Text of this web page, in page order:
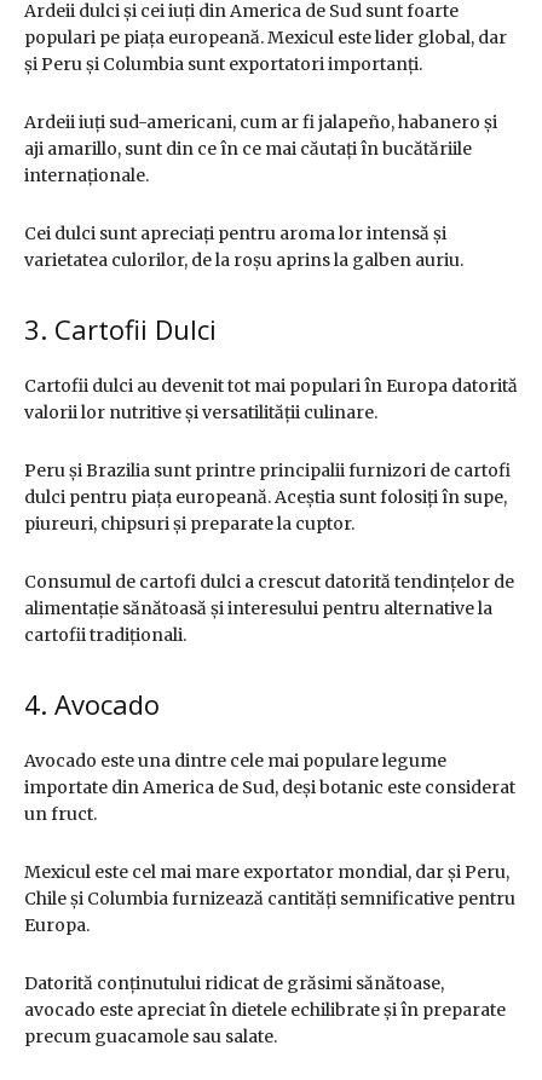
Ardeii dulci și cei iuți din America de Sud sunt foarte
populari pe piața europeană. Mexicul este lider global, dar
și Peru și Columbia sunt exportatori importanți.
Ardeii iuți sud-americani, cum ar fi jalapeño, habanero și
aji amarillo, sunt din ce în ce mai căutați în bucătăriile
internaționale.
Cei dulci sunt apreciați pentru aroma lor intensă și
varietatea culorilor, de la roșu aprins la galben auriu.
3. Cartofii Dulci
Cartofii dulci au devenit tot mai populari în Europa datorită
valorii lor nutritive și versatilității culinare.
Peru și Brazilia sunt printre principalii furnizori de cartofi
dulci pentru piața europeană. Aceștia sunt folosiți în supe,
piureuri, chipsuri și preparate la cuptor.
Consumul de cartofi dulci a crescut datorită tendințelor de
alimentație sănătoasă și interesului pentru alternative la
cartofii tradiționali.
4. Avocado
Avocado este una dintre cele mai populare legume
importate din America de Sud, deși botanic este considerat
un fruct.
Mexicul este cel mai mare exportator mondial, dar și Peru,
Chile și Columbia furnizează cantități semnificative pentru
Europa.
Datorită conținutului ridicat de grăsimi sănătoase,
avocado este apreciat în dietele echilibrate și în preparate
precum guacamole sau salate.